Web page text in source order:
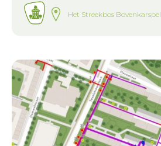
Het Streekbos Bovenkarspel